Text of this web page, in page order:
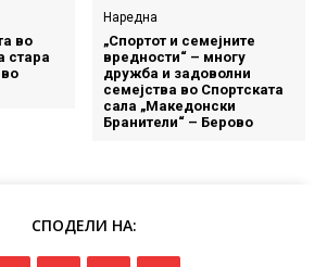
во
стара
Наредна
„Спортот и семејните
вредности“ – многу
дружба и задоволни
семејства во Спортската
сала „Македонски
Бранители“ – Берово
СПОДЕЛИ НА: